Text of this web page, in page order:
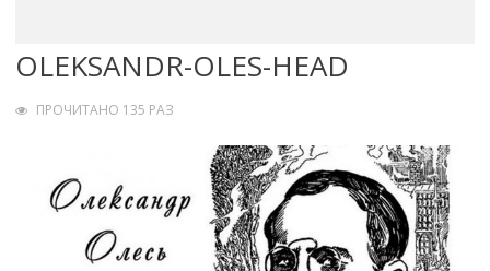
OLEKSANDR-OLES-HEAD
ПРОЧИТАНО 135 РАЗ